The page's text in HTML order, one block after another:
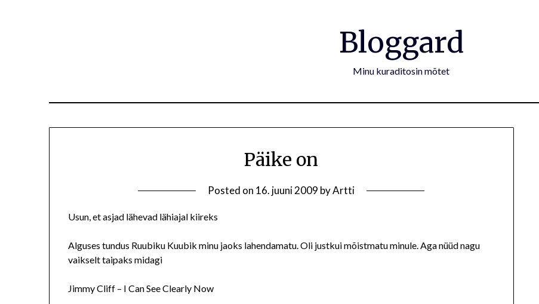
Bloggard
Minu kuraditosin mõtet
Päike on
Posted on 16. juuni 2009 byArtti
Usun, et asjad lähevad lähiajal kiireks
Alguses tundus Ruubiku Kuubik minu jaoks lahendamatu. Oli justkui mõistmatu minule. Aga nüüd nagu
vaikselt taipaks midagi
Jimmy Cliff – I Can See Clearly Now